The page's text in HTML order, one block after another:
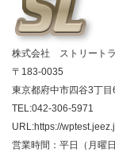
株式会社 ストリート
〒183-0035
東京都府中市四谷3丁目
TEL:042-306-5971
URL:https://
営業時間：平日（月曜